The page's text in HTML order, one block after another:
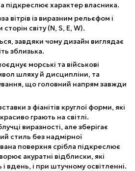
підкреслює характер власника.
вітрів із виразним рельєфом і
світу (N, S, E, W).
завдяки чому дизайн виглядає
зблизька.
морські та військові
шляху й дисципліни, та
що головний напрям завжди
з фіанітів круглої форми, які
грають на світлі.
виразності, але зберігає
стиль без надмірної
поверхня срібла підкреслює
акуратні відблиски, які
вдень, і при штучному освітленні.